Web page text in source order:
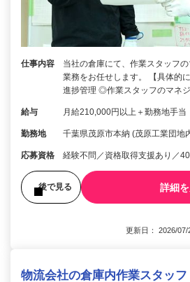
仕事内容
当社の倉庫にて、作業スタッフ
業務をお任せします。 【具体
進捗管理 ◎作業スタッフのマネ
給与 月給210,000円以上＋勤務地手当
勤務地 千葉県茂原市本納 (茂原工業団地
応募資格 経験不問／資格取得支援あり／
後で見る 詳細
更新日： 2026/
物流会社の倉庫内作業スタッフ